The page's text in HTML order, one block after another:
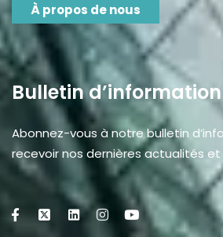
À propos de nous
Bulletin d’information
Abonnez-vous à notre bulletin
recevoir nos dernières actualités et